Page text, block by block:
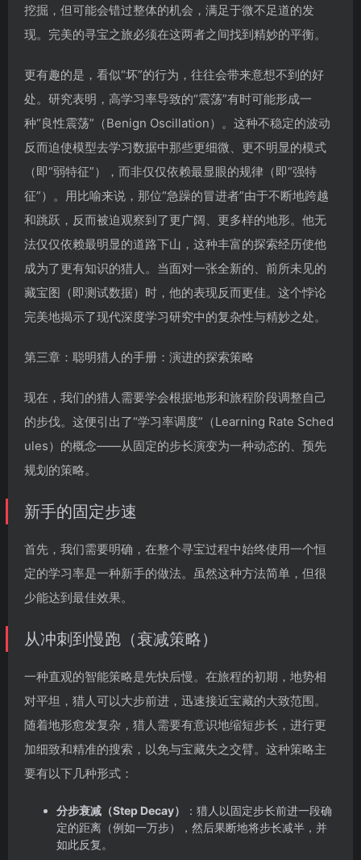
挖掘，但可能会错过整体的机会，满足于微不足道的发
现。完美的寻宝之旅必须在这两者之间找到精妙的平衡。
更有趣的是，看似“坏”的行为，往往会带来意想不到的好
处。研究表明，高学习率导致的“震荡”有时可能形成一
种“良性震荡”（Benign Oscillation）。这种不稳定的波动
反而迫使模型去学习数据中那些更细微、更不明显的模式
（即“弱特征”），而非仅仅依赖最显眼的规律（即“强特
征”）。用比喻来说，那位“急躁的冒进者”由于不断地跨越
和跳跃，反而被迫观察到了更广阔、更多样的地形。他无
法仅仅依赖最明显的道路下山，这种丰富的探索经历使他
成为了更有知识的猎人。当面对一张全新的、前所未见的
藏宝图（即测试数据）时，他的表现反而更佳。这个悖论
完美地揭示了现代深度学习研究中的复杂性与精妙之处。
第三章：聪明猎人的手册：演进的探索策略
现在，我们的猎人需要学会根据地形和旅程阶段调整自己
的步伐。这便引出了“学习率调度”（Learning Rate Sched
ules）的概念——从固定的步长演变为一种动态的、预先
规划的策略。
新手的固定步速
首先，我们需要明确，在整个寻宝过程中始终使用一个恒
定的学习率是一种新手的做法。虽然这种方法简单，但很
少能达到最佳效果。
从冲刺到慢跑（衰减策略）
一种直观的智能策略是先快后慢。在旅程的初期，地势相
对平坦，猎人可以大步前进，迅速接近宝藏的大致范围。
随着地形愈发复杂，猎人需要有意识地缩短步长，进行更
加细致和精准的搜索，以免与宝藏失之交臂。这种策略主
要有以下几种形式：
分步衰减（Step Decay）
：猎人以固定步长前进一段确
定的距离（例如一万步），然后果断地将步长减半，并
如此反复。